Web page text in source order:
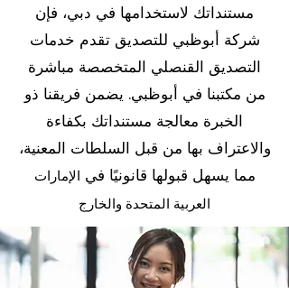
مستنداتك لاستخدامها في دبي، فإن
شركة أبوظبي للتصديق تقدم خدمات
التصديق القنصلي المتخصصة مباشرة
من مكتبنا في أبوظبي. يضمن فريقنا ذو
الخبرة معالجة مستنداتك بكفاءة
والاعتراف بها من قبل السلطات المعنية،
مما يسهل قبولها قانونيًا في الإمارات
العربية المتحدة والخارج